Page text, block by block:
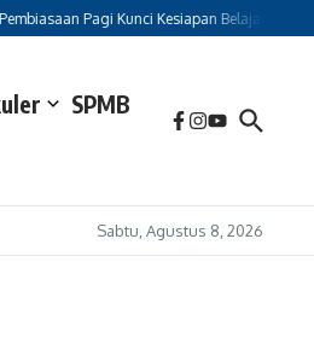
Pagi Kunci Kesiapan Belajar Siswa
SPMB
Sabtu, Agustus 8, 2026